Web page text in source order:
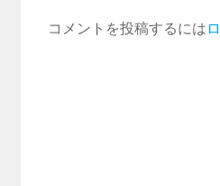
コメントを投稿するには